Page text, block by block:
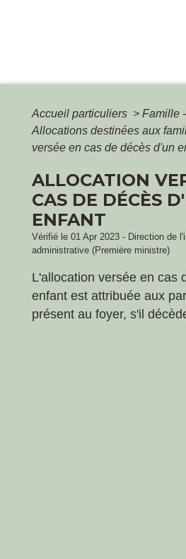
Accueil particuliers > Famille
Allocations destinées aux
versée en cas de décès d'un
ALLOCATION
CAS DE DÉCÈS
ENFANT
Vérifié le 01 Apr 2023 - Direction de
administrative (Première ministre)
L'allocation versée en cas
enfant est attribuée aux
présent au foyer, s'il